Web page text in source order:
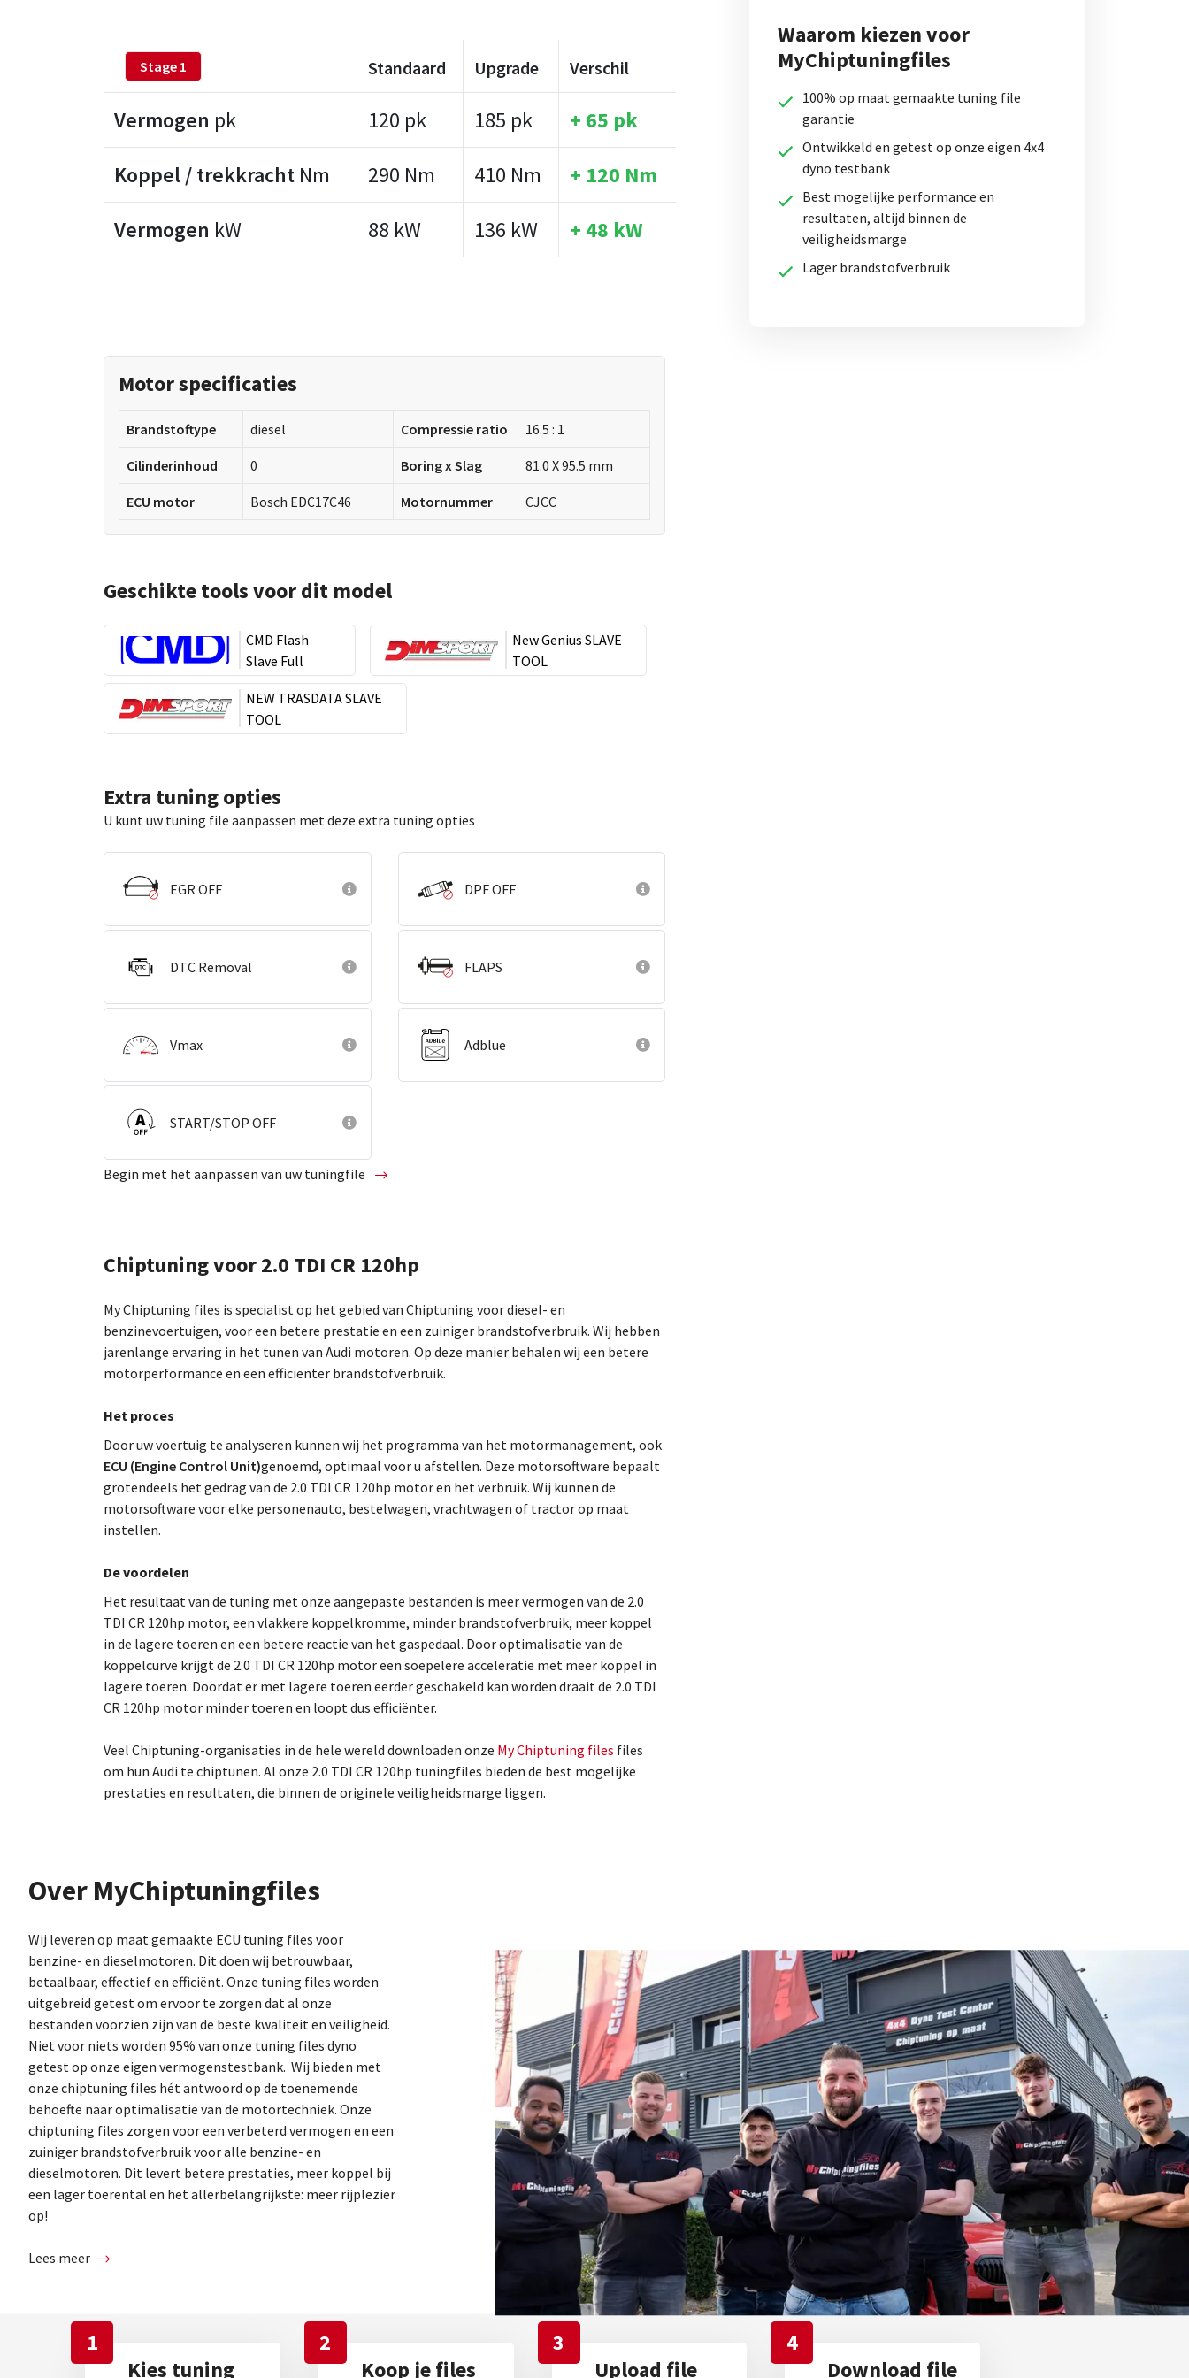
Waarom kiezen voor
MyChiptuningfiles
100% op maat gemaakte tuning file
garantie
Ontwikkeld en getest op onze eigen 4x4
dyno testbank
Best mogelijke performance en
resultaten, altijd binnen de
veiligheidsmarge
Lager brandstofverbruik
Stage 1 Standaard Upgrade Verschil
Vermogen pk 120 pk 185 pk
+ 65 pk
Koppel / trekkracht Nm 290 Nm 410 Nm
+ 120 Nm
Vermogen kW 88 kW 136 kW + 48 kW
Motor specificaties
Brandstoftype diesel Compressie ratio 16.5 : 1
Cilinderinhoud 0 Boring x Slag 81.0 X 95.5 mm
ECU motor Bosch EDC17C46 Motornummer CJCC
Geschikte tools voor dit model
CMD Flash
Slave Full
New Genius SLAVE
TOOL
NEW TRASDATA SLAVE
TOOL
Extra tuning opties
U kunt uw tuning file aanpassen met deze extra tuning opties
EGR OFF DPF OFF
DTC Removal FLAPS
Vmax Adblue
START/STOP OFF
Begin met het aanpassen van uw tuningfile
Chiptuning voor 2.0 TDI CR 120hp
My Chiptuning files is specialist op het gebied van Chiptuning voor diesel- en
benzinevoertuigen, voor een betere prestatie en een zuiniger brandstofverbruik. Wij hebben
jarenlange ervaring in het tunen van Audi motoren. Op deze manier behalen wij een betere
motorperformance en een efficiënter brandstofverbruik.
Het proces
Door uw voertuig te analyseren kunnen wij het programma van het motormanagement, ook
ECU (Engine Control Unit)genoemd, optimaal voor u afstellen. Deze motorsoftware bepaalt
grotendeels het gedrag van de 2.0 TDI CR 120hp motor en het verbruik. Wij kunnen de
motorsoftware voor elke personenauto, bestelwagen, vrachtwagen of tractor op maat
instellen.
De voordelen
Het resultaat van de tuning met onze aangepaste bestanden is meer vermogen van de 2.0
TDI CR 120hp motor, een vlakkere koppelkromme, minder brandstofverbruik, meer koppel
in de lagere toeren en een betere reactie van het gaspedaal. Door optimalisatie van de
koppelcurve krijgt de 2.0 TDI CR 120hp motor een soepelere acceleratie met meer koppel in
lagere toeren. Doordat er met lagere toeren eerder geschakeld kan worden draait de 2.0 TDI
CR 120hp motor minder toeren en loopt dus efficiënter.
Veel Chiptuning-organisaties in de hele wereld downloaden onze My Chiptuning files files
om hun Audi te chiptunen. Al onze 2.0 TDI CR 120hp tuningfiles bieden de best mogelijke
prestaties en resultaten, die binnen de originele veiligheidsmarge liggen.
Over MyChiptuningfiles
Wij leveren op maat gemaakte ECU tuning files voor
benzine- en dieselmotoren. Dit doen wij betrouwbaar,
betaalbaar, effectief en efficiënt. Onze tuning files worden
uitgebreid getest om ervoor te zorgen dat al onze
bestanden voorzien zijn van de beste kwaliteit en veiligheid.
Niet voor niets worden 95% van onze tuning files dyno
getest op onze eigen vermogenstestbank. Wij bieden met
onze chiptuning files hét antwoord op de toenemende
behoefte naar optimalisatie van de motortechniek. Onze
chiptuning files zorgen voor een verbeterd vermogen en een
zuiniger brandstofverbruik voor alle benzine- en
dieselmotoren. Dit levert betere prestaties, meer koppel bij
een lager toerental en het allerbelangrijkste: meer rijplezier
op!
Lees meer
1
Kies tuning
2
Koop je files
3
Upload file
4
Download file